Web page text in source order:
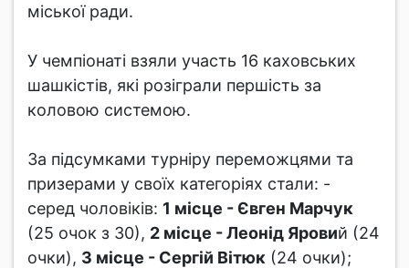
міської ради.
У чемпіонаті взяли участь 16 каховських
шашкістів, які розіграли першість за
коловою системою.
За підсумками турніру переможцями та
призерами у своїх категоріях стали: -
серед чоловіків: 1 місце - Євген Марчук
(25 очок з 30), 2 місце - Леонід Яровий (24
очки), 3 місце - Сергій Вітюк (24 очки);